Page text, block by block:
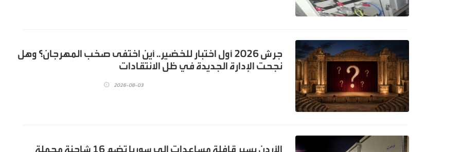
جرش 2026 أول اختبار للخضير.. أين اختفى صخب المهرجان؟ وهل
نجحت الإدارة الجديدة في ظل الانتقادات
2026-08-03
الأردن يسير قافلة مساعدات إلى سوريا تضم 16 شاحنة محملة